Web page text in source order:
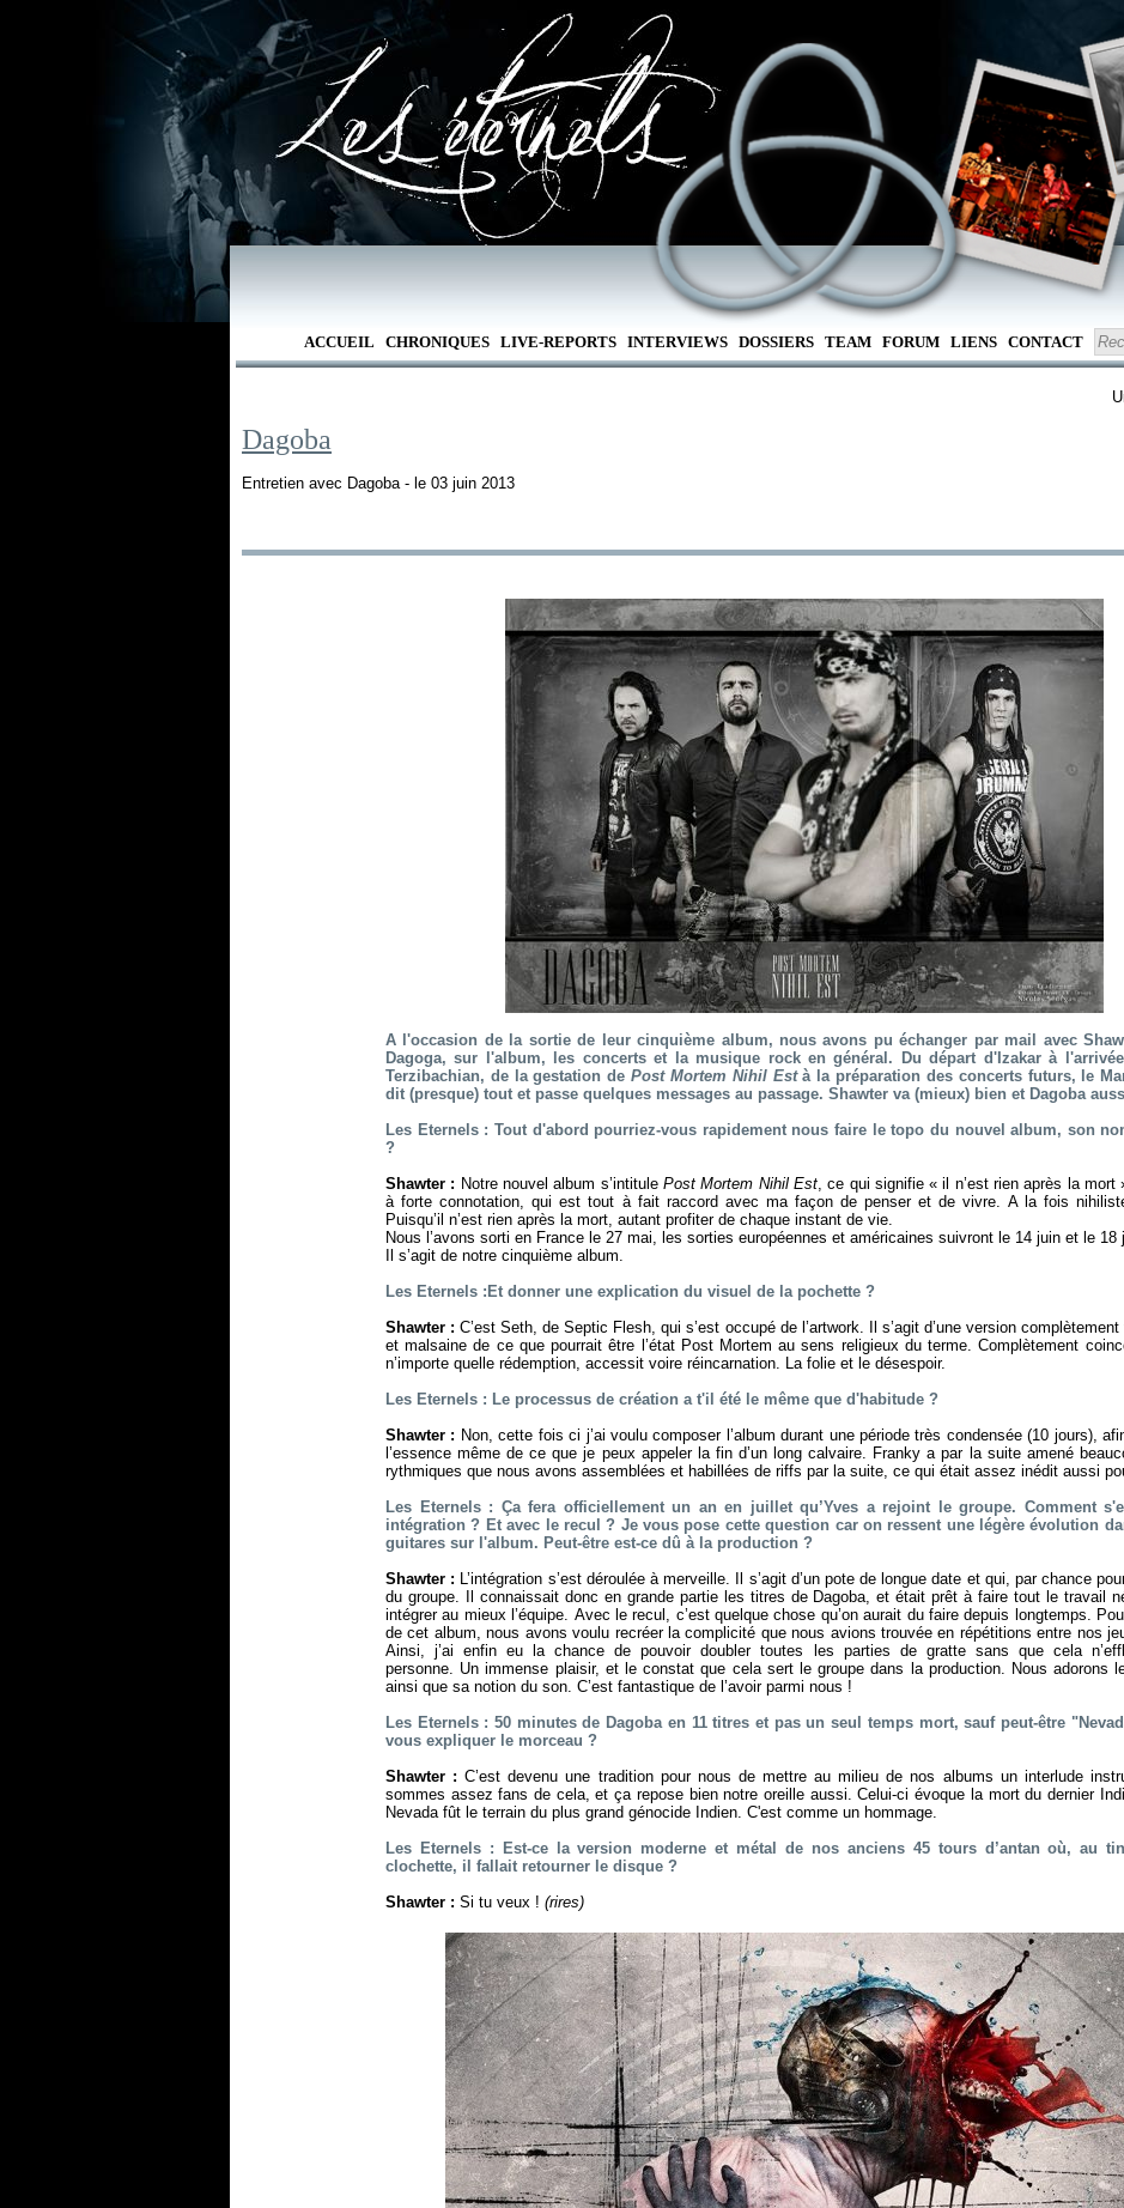
ACCUEIL CHRONIQUES LIVE-REPORTS INTERVIEWS DOSSIERS TEAM FORUM LIENS CONTACT
Dagoba
Entretien avec Dagoba - le 03 juin 2013
A l'occasion de la sortie de leur cinquième album, nous avons pu échanger par mail avec
Dagoga, sur l'album, les concerts et la musique rock en général. Du départ d'Izakar à
Terzibachian, de la gestation dePost Mortem Nihil Està la préparation des concerts futurs, le
dit (presque) tout et passe quelques messages au passage. Shawter va (mieux) bien et Dagoba
Les Eternels : Tout d'abord pourriez-vous rapidement nous faire le topo du nouvel album, son
?
Shawter : Notre nouvel album s’intitule Post Mortem Nihil Est, ce qui signifie « il n’est rien après la mort
à forte connotation, qui est tout à fait raccord avec ma façon de penser et de vivre. A la fois
Puisqu’il n’est rien après la mort, autant profiter de chaque instant de vie.
Nous l’avons sorti en France le 27 mai, les sorties européennes et américaines suivront le 14 juin et le 18
Il s’agit de notre cinquième album.
Les Eternels :Et donner une explication du visuel de la pochette ?
Shawter : C’est Seth, de Septic Flesh, qui s’est occupé de l’artwork. Il s’agit d’une version
et malsaine de ce que pourrait être l’état Post Mortem au sens religieux du terme. Complètement
n’importe quelle rédemption, accessit voire réincarnation. La folie et le désespoir.
Les Eternels : Le processus de création a t'il été le même que d'habitude ?
Shawter : Non, cette fois ci j’ai voulu composer l’album durant une période très condensée (10 jours),
l’essence même de ce que je peux appeler la fin d’un long calvaire. Franky a par la suite amené
rythmiques que nous avons assemblées et habillées de riffs par la suite, ce qui était assez inédit aussi
Les Eternels : Ça fera officiellement un an en juillet qu’Yves a rejoint le groupe. Comment
intégration ? Et avec le recul ? Je vous pose cette question car on ressent une légère évolution
guitares sur l'album. Peut-être est-ce dû à la production ?
Shawter : L’intégration s’est déroulée à merveille. Il s’agit d’un pote de longue date et qui, par chance
du groupe. Il connaissait donc en grande partie les titres de Dagoba, et était prêt à faire tout le travail
intégrer au mieux l’équipe. Avec le recul, c’est quelque chose qu’on aurait du faire depuis longtemps.
de cet album, nous avons voulu recréer la complicité que nous avions trouvée en répétitions entre nos
Ainsi, j’ai enfin eu la chance de pouvoir doubler toutes les parties de gratte sans que cela
personne. Un immense plaisir, et le constat que cela sert le groupe dans la production. Nous adorons
ainsi que sa notion du son. C’est fantastique de l’avoir parmi nous !
Les Eternels : 50 minutes de Dagoba en 11 titres et pas un seul temps mort, sauf peut-être
vous expliquer le morceau ?
Shawter : C’est devenu une tradition pour nous de mettre au milieu de nos albums un interlude
sommes assez fans de cela, et ça repose bien notre oreille aussi. Celui-ci évoque la mort du dernier
Nevada fût le terrain du plus grand génocide Indien. C'est comme un hommage.
Les Eternels : Est-ce la version moderne et métal de nos anciens 45 tours d’antan où, au
clochette, il fallait retourner le disque ?
Shawter : Si tu veux ! (rires)